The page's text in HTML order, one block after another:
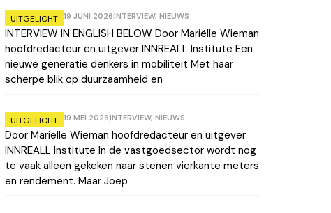
UITGELICHT 19 JUNI 2026INTERVIEW,NIEUWS
INTERVIEW IN ENGLISH BELOW Door Mariëlle Wieman
hoofdredacteur en uitgever INNREALL Institute Een
nieuwe generatie denkers in mobiliteit Met haar
scherpe blik op duurzaamheid en
UITGELICHT 19 MEI 2026INTERVIEW,NIEUWS
Door Mariëlle Wieman hoofdredacteur en uitgever
INNREALL Institute In de vastgoedsector wordt nog
te vaak alleen gekeken naar stenen vierkante meters
en rendement. Maar Joep